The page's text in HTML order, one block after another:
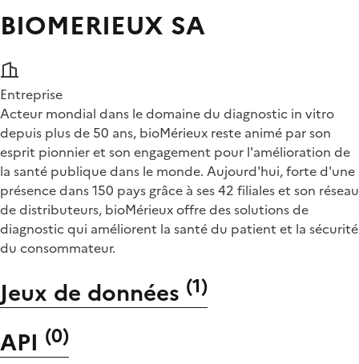
BIOMERIEUX SA
Entreprise
Acteur mondial dans le domaine du diagnostic in vitro
depuis plus de 50 ans, bioMérieux reste animé par son
esprit pionnier et son engagement pour l'amélioration de
la santé publique dans le monde. Aujourd'hui, forte d'une
présence dans 150 pays grâce à ses 42 filiales et son réseau
de distributeurs, bioMérieux offre des solutions de
diagnostic qui améliorent la santé du patient et la sécurité
du consommateur.
Jeux de données (1)
API (0)